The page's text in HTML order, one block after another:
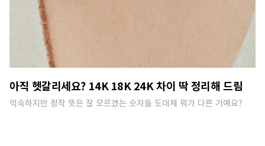
아직 헷갈리세요? 14K 18K 24K 차이 딱 정리해 드림
익숙하지만 정작 뜻은 잘 모르겠는 숫자들 도대체 뭐가 다른 거예요?